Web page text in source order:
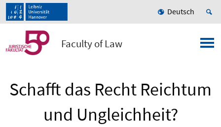
Deutsch
Faculty of Law
Schafft das Recht Reichtum
und Ungleichheit?